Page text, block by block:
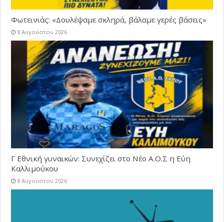
Φωτεινιάς: «Δουλέψαμε σκληρά, βάλαμε γερές βάσεις»
8 Αυγούστου 2026
Γ Εθνική γυναικών: Συνεχίζει στο Νέο Α.Ο.Σ η Εύη
Καλλιμούκου
8 Αυγούστου 2026